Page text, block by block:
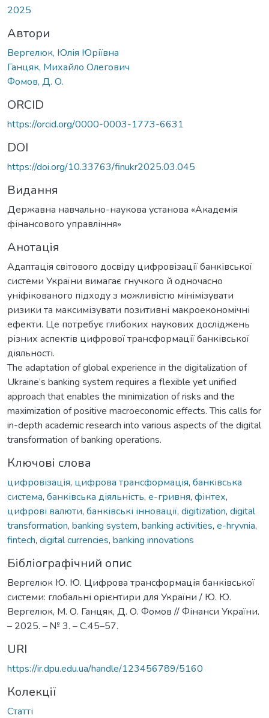
2025
Автори
Вергелюк, Юлія Юріївна
Ганцяк, Михайло Олегович
Фомов, Д. О.
ORCID
https://orcid.org/0000-0003-1773-6631
DOI
https://doi.org/10.33763/finukr2025.03.045
Видання
Державна навчально-наукова установа «Академія
фінансового управління»
Анотація
Адаптація світового досвіду цифровізації банківської
системи України вимагає гнучкого й одночасно
уніфікованого підходу з можливістю мінімізувати
ризики та максимізувати позитивні макроекономічні
ефекти. Це потребує глибоких наукових досліджень
різних аспектів цифрової трансформації банківської
діяльності.
The adaptation of global experience in the digitalization of
Ukraine’s banking system requires a flexible yet unified
approach that enables the minimization of risks and the
maximization of positive macroeconomic effects. This calls for
in-depth academic research into various aspects of the digital
transformation of banking operations.
Ключові слова
цифровізація, цифрова трансформація, банківська
система, банківська діяльність, е-гривня, фінтех,
цифрові валюти, банківські інновації, digitization, digital
transformation, banking system, banking activities, e-hryvnia,
fintech, digital currencies, banking innovations
Бібліографічний опис
Вергелюк Ю. Ю. Цифрова трансформація банківської
системи: глобальні орієнтири для України / Ю. Ю.
Вергелюк, М. О. Ганцяк, Д. О. Фомов // Фінанси України.
– 2025. – № 3. – С.45–57.
URI
https://ir.dpu.edu.ua/handle/123456789/5160
Колекції
Статті